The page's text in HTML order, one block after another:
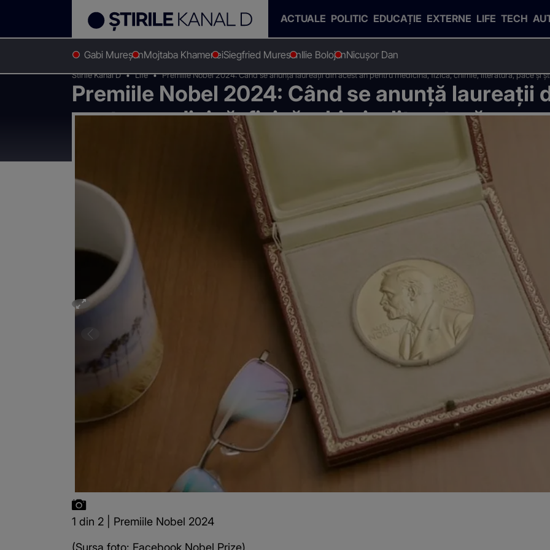
ACTUALE POLITIC EDUCAȚIE EXTERNE LIFE TECH
Gabi MureșanMojtaba KhameneiSiegfried MuresanIlie BolojanNicușor Dan
Stirile Kanal D Life Premiile Nobel 2024: Când se anunță laureații din acest an pentru medicină, fizică, chimie, literatură, pace și
Premiile Nobel 2024: Când se anunță laureații
pentru medicină, fizică, chimie, literatură,
1 din 2 | Premiile Nobel 2024